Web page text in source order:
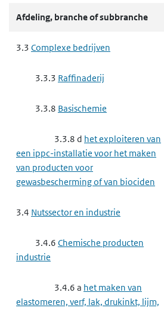
Afdeling, branche of subbranche
3.3 Complexe bedrijven
3.3.3 Raffinaderij
3.3.8 Basischemie
3.3.8 d het exploiteren van
een ippc-installatie voor het maken
van producten voor
gewasbescherming of van biociden
3.4 Nutssector en industrie
3.4.6 Chemische producten
industrie
3.4.6 a het maken van
elastomeren, verf, lak, drukinkt, lijm,